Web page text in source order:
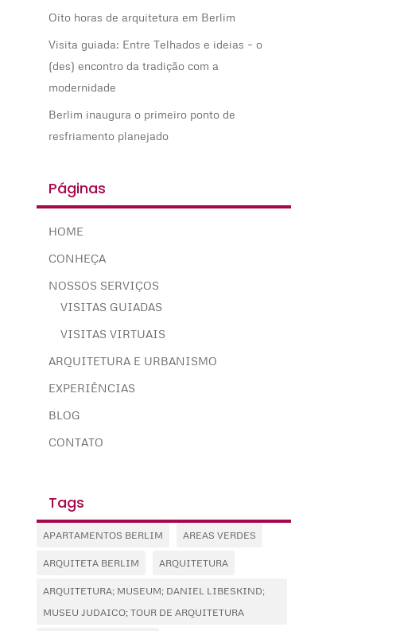
Oito horas de arquitetura em Berlim
Visita guiada: Entre Telhados e ideias – o
(des) encontro da tradição com a
modernidade
Berlim inaugura o primeiro ponto de
resfriamento planejado
Páginas
HOME
CONHEÇA
NOSSOS SERVIÇOS
VISITAS GUIADAS
VISITAS VIRTUAIS
ARQUITETURA E URBANISMO
EXPERIÊNCIAS
BLOG
CONTATO
Tags
APARTAMENTOS BERLIM AREAS VERDES
ARQUITETA BERLIM ARQUITETURA
ARQUITETURA; MUSEUM; DANIEL LIBESKIND;
MUSEU JUDAICO; TOUR DE ARQUITETURA